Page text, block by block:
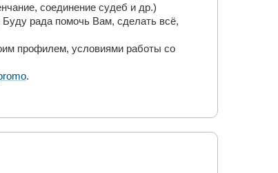
соединение судеб и др.)
рада помочь Вам, сделать всё,
профилем, условиями работы со
.